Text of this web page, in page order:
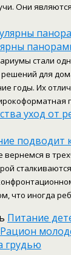
Они
стали
для
годы. Их
вернемся в
что иногда
Питание
Рацион
грудью